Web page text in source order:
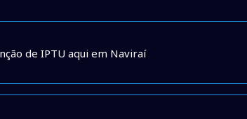
de IPTU aqui em Naviraí